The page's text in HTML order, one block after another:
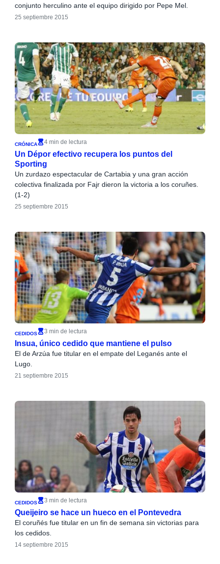
conjunto herculino ante el equipo dirigido por Pepe Mel.
25 septiembre 2015
CRÓNICA 4 min de lectura
Un Dépor efectivo recupera los puntos del
Sporting
Un zurdazo espectacular de Cartabia y una gran acción
colectiva finalizada por Fajr dieron la victoria a los coruñes.
(1-2)
25 septiembre 2015
CEDIDOS 3 min de lectura
Insua, único cedido que mantiene el pulso
El de Arzúa fue titular en el empate del Leganés ante el
Lugo.
21 septiembre 2015
CEDIDOS 3 min de lectura
Queijeiro se hace un hueco en el Pontevedra
El coruñés fue titular en un fin de semana sin victorias para
los cedidos.
14 septiembre 2015